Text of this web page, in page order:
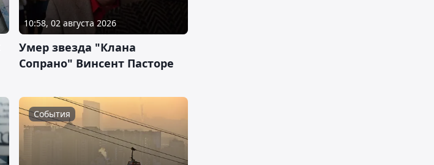
10:58, 02 августа 2026
Умер звезда "Клана
Сопрано" Винсент Пасторе
События